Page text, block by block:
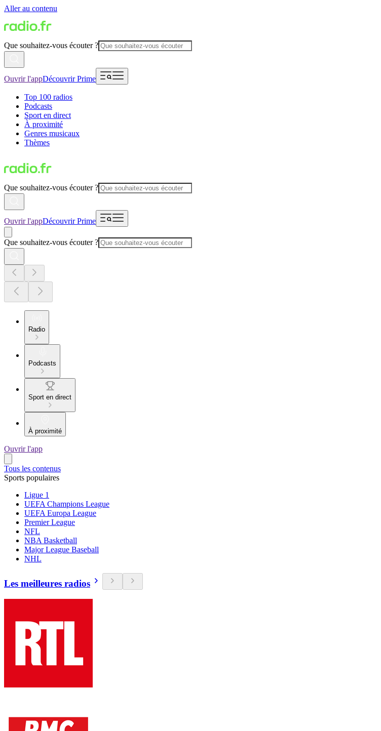
Aller au contenu
Que souhaitez-vous écouter ?
Ouvrir l'appDécouvrir Prime
Top 100 radios
Podcasts
Sport en direct
À proximité
Genres musicaux
Thèmes
Que souhaitez-vous écouter ?
Ouvrir l'appDécouvrir Prime
Que souhaitez-vous écouter ?
Radio
Podcasts
Sport en direct
À proximité
Ouvrir l'app
Tous les contenus
Sports populaires
Ligue 1
UEFA Champions League
UEFA Europa League
Premier League
NFL
NBA Basketball
Major League Baseball
NHL
Les meilleures radios